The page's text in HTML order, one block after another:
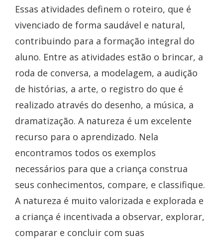
Essas atividades definem o roteiro, que é
vivenciado de forma saudável e natural,
contribuindo para a formação integral do
aluno. Entre as atividades estão o brincar, a
roda de conversa, a modelagem, a audição
de histórias, a arte, o registro do que é
realizado através do desenho, a música, a
dramatização. A natureza é um excelente
recurso para o aprendizado. Nela
encontramos todos os exemplos
necessários para que a criança construa
seus conhecimentos, compare, e classifique.
A natureza é muito valorizada e explorada e
a criança é incentivada a observar, explorar,
comparar e concluir com suas